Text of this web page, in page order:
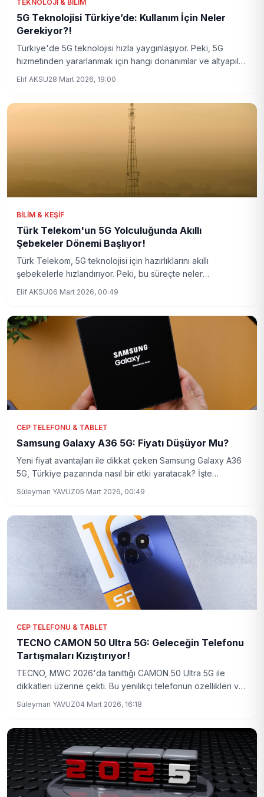
TEKNOLOJI & BILIM
5G Teknolojisi Türkiye’de: Kullanım İçin Neler
Gerekiyor?!
Türkiye'de 5G teknolojisi hızla yaygınlaşıyor. Peki, 5G
hizmetinden yararlanmak için hangi donanımlar ve altyapılar
Elif AKSU28 Mart 2026, 19:00
BILIM & KEŞIF
Türk Telekom'un 5G Yolculuğunda Akıllı
Şebekeler Dönemi Başlıyor!
Türk Telekom, 5G teknolojisi için hazırlıklarını akıllı
şebekelerle hızlandırıyor. Peki, bu süreçte neler
Elif AKSU06 Mart 2026, 00:49
CEP TELEFONU & TABLET
Samsung Galaxy A36 5G: Fiyatı Düşüyor Mu?
Yeni fiyat avantajları ile dikkat çeken Samsung Galaxy A36
5G, Türkiye pazarında nasıl bir etki yaratacak? İşte
Süleyman YAVUZ05 Mart 2026, 00:49
CEP TELEFONU & TABLET
TECNO CAMON 50 Ultra 5G: Geleceğin Telefonu
Tartışmaları Kızıştırıyor!
TECNO, MWC 2026'da tanıttığı CAMON 50 Ultra 5G ile
dikkatleri üzerine çekti. Bu yenilikçi telefonun özellikleri ve
Süleyman YAVUZ04 Mart 2026, 16:18